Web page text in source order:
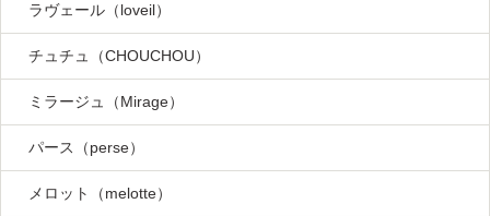
ラヴェール（loveil）
チュチュ（CHOUCHOU）
ミラージュ（Mirage）
パース（perse）
メロット（melotte）